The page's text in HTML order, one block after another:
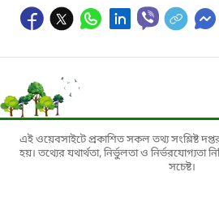
এই ওয়েবসাইটে প্রকাশিত সকল তথ্য সংশ্লিষ্ট
হয়। তথ্যের যথার্থতা, নির্ভুলতা ও নির্ভরযোগ্যতা
সচেষ্ট।